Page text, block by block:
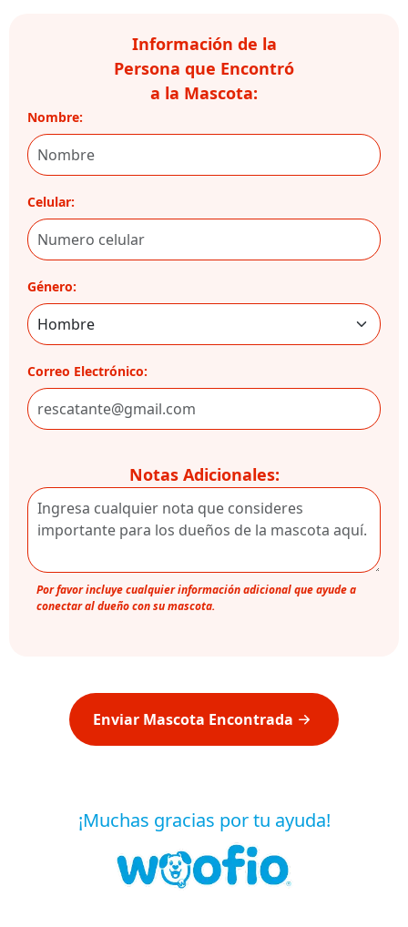
Información de la
Persona que Encontró
a la Mascota:
Nombre:
Celular:
Género:
Correo Electrónico:
Notas Adicionales:
Por favor incluye cualquier información adicional que ayude a
conectar al dueño con su mascota.
Enviar Mascota Encontrada
¡Muchas gracias por tu ayuda!